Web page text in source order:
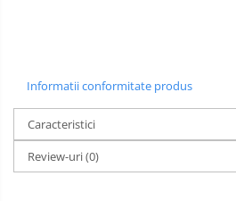
Informatii conformitate produs
Caracteristici
Review-uri(0)